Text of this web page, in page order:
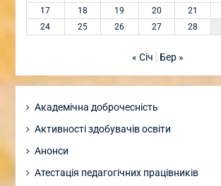
17
18 19 20 21
24
25 26 27 28
« Січ Бер »
Академічна доброчесність
Активності здобувачів освіти
Анонси
Атестація педагогічних працівників